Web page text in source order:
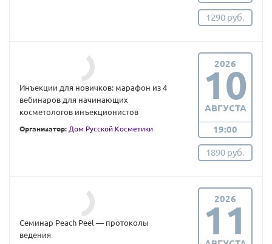
1290 руб.
Инъекции для новичков: марафон из 4
вебинаров для начинающих
косметологов инъекционистов
Организатор: Дом Русской Косметики
2026
10
АВГУСТА
19:00
1890 руб.
Семинар Peach Peel — протоколы
ведения
2026
11